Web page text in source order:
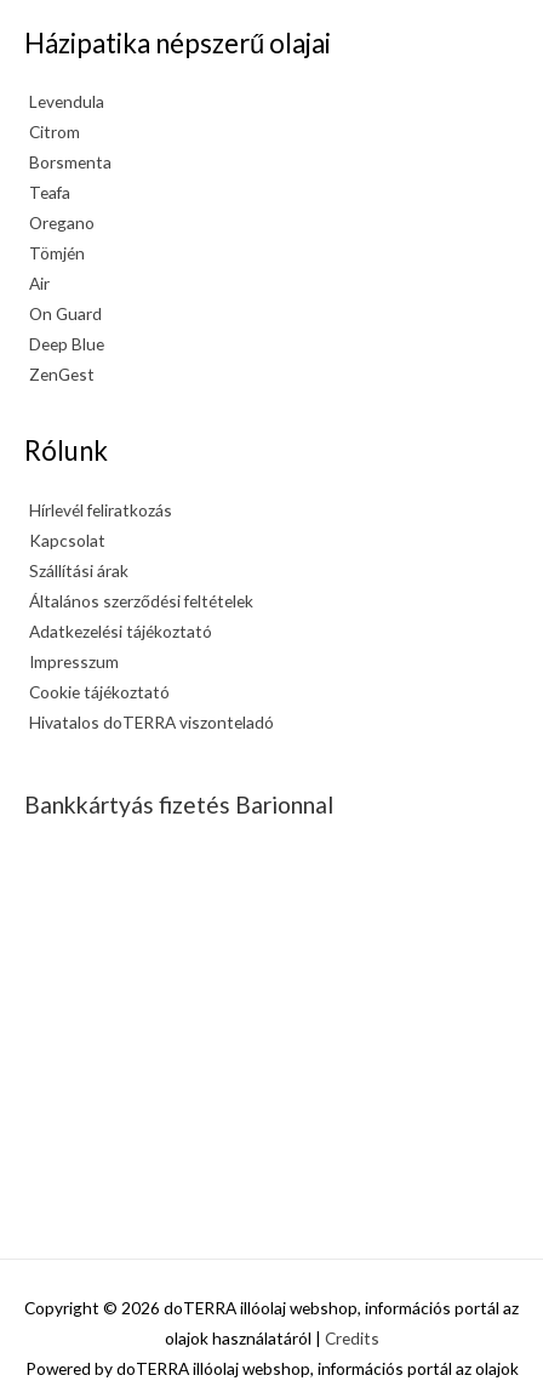
Házipatika népszerű olajai
Levendula
Citrom
Borsmenta
Teafa
Oregano
Tömjén
Air
On Guard
Deep Blue
ZenGest
Rólunk
Hírlevél feliratkozás
Kapcsolat
Szállítási árak
Általános szerződési feltételek
Adatkezelési tájékoztató
Impresszum
Cookie tájékoztató
Hivatalos doTERRA viszonteladó
Bankkártyás fizetés Barionnal
Copyright © 2026 doTERRA illóolaj webshop, információs portál az
olajok használatáról | Credits
Powered bydoTERRA illóolaj webshop, információs portál az olajok